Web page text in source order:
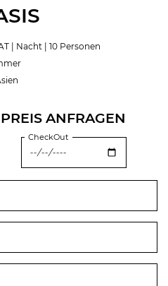
| Nacht | 10 Personen
ANFRAGEN
CheckOut